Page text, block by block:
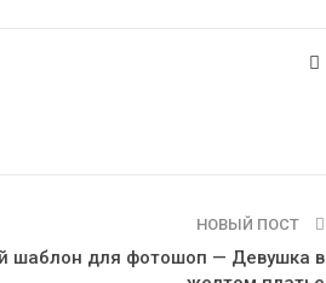
НОВЫЙ ПОСТ
шаблон для фотошоп — Девушка в